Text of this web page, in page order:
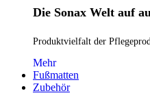
Die Sonax Welt auf
Produktvielfalt der
Mehr
Fußmatten
Zubehör